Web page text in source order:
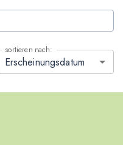
sortieren nach:
Erscheinungsdatum